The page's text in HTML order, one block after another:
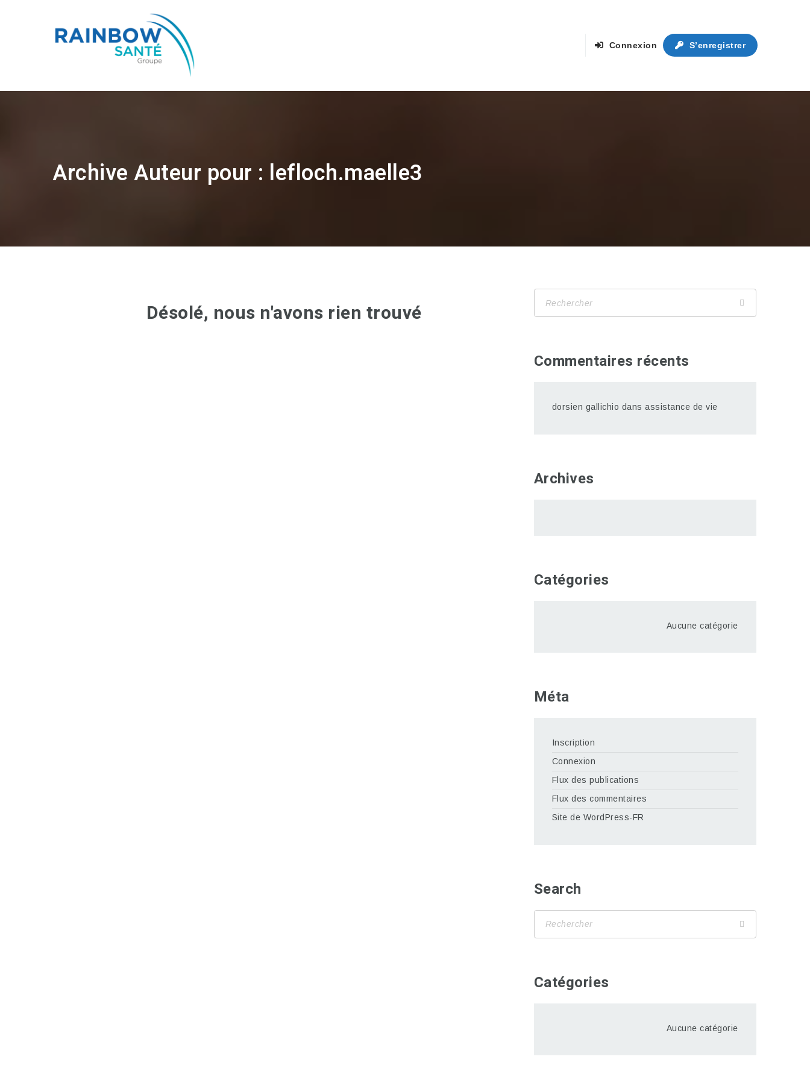
Connexion S’enregistrer
Archive Auteur pour : lefloch.maelle3
Désolé, nous n'avons rien trouvé
Commentaires récents
dorsien gallichio dansassistance de vie
Archives
Catégories
Aucune catégorie
Méta
Inscription
Connexion
Flux des publications
Flux des commentaires
Site de WordPress-FR
Search
Catégories
Aucune catégorie